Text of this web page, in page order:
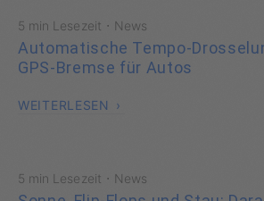
5 min Lesezeit · News
Automatische Tempo-
GPS-Bremse für Autos
WEITERLESEN
5 min Lesezeit · News